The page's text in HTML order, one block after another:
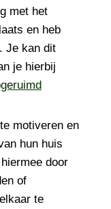
met het
en heb
Je kan dit
je hierbij
motiveren en
hun huis
door
of
te